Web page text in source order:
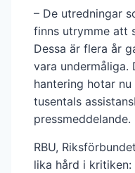
– De utredningar
finns utrymme att
Dessa är flera år
vara undermåliga.
hantering hotar
tusentals
pressmeddelande.
RBU,
lika hård i kritiken: